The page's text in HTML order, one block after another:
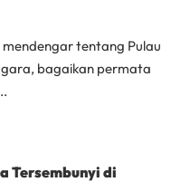
mendengar tentang Pulau
bagaikan permata
Tersembunyi di